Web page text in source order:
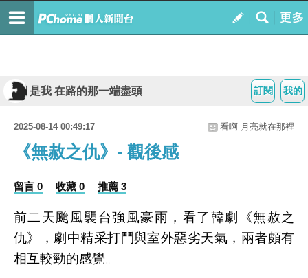
我的
訂閱
是我 在路的那一端盡頭
2025-08-14 00:49:17 看啊 月亮就在那裡
《無赦之仇》- 觀後感
留言 0 收藏 0 推薦 3
前二天颱風襲台強風豪雨，看了韓劇《無赦之
仇》，劇中精采打鬥與室外惡劣天氣，兩者頗有
相互較勁的感覺。